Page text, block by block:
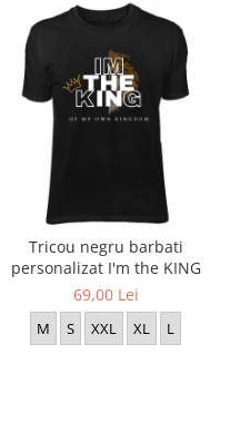
Tricou negru barbati
personalizat I'm the KING
69,00 Lei
M S XXL XL L